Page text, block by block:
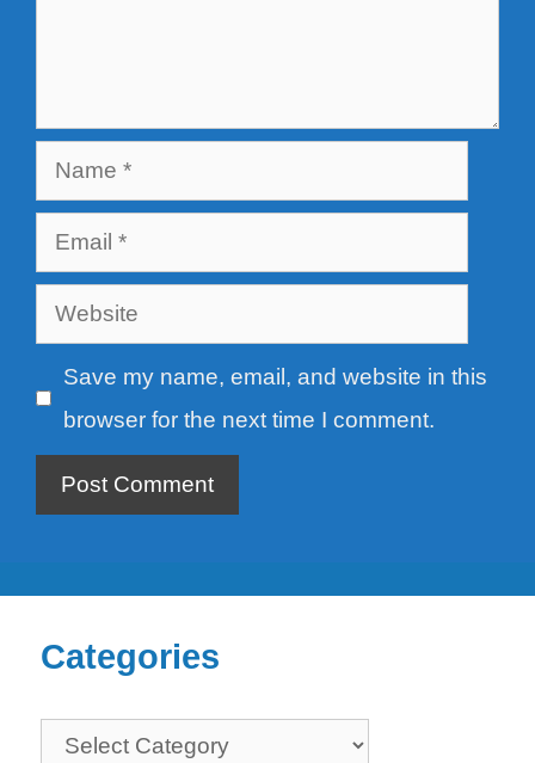
Name
Email
Website
Save my name, email, and website in this
browser for the next time I comment.
Categories
Categories